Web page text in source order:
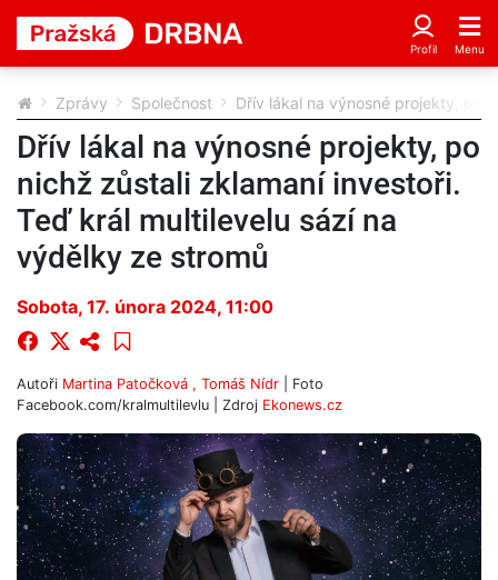
Zprávy Společnost Dřív lákal na výnosné projekty, po
Dřív lákal na výnosné projekty, po
nichž zůstali zklamaní investoři.
Teď král multilevelu sází na
výdělky ze stromů
Sobota, 17. února 2024, 11:00
Autoři Martina Patočková , Tomáš Nídr | Foto
Facebook.com/kralmultilevlu | Zdroj Ekonews.cz